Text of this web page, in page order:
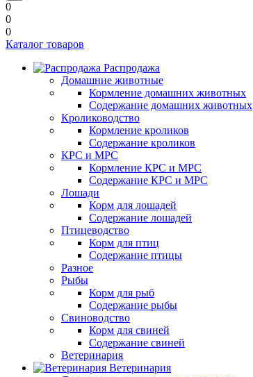
0
0
0
Каталог товаров
Распродажа
Домашние животные
Кормление домашних животных
Содержание домашних животных
Кролиководство
Кормление кроликов
Содержание кроликов
КРС и МРС
Кормление КРС и МРС
Содержание КРС и МРС
Лошади
Корм для лошадей
Содержание лошадей
Птицеводство
Корм для птиц
Содержание птицы
Разное
Рыбы
Корм для рыб
Содержание рыбы
Свиноводство
Корм для свиней
Содержание свиней
Ветеринария
Ветеринария